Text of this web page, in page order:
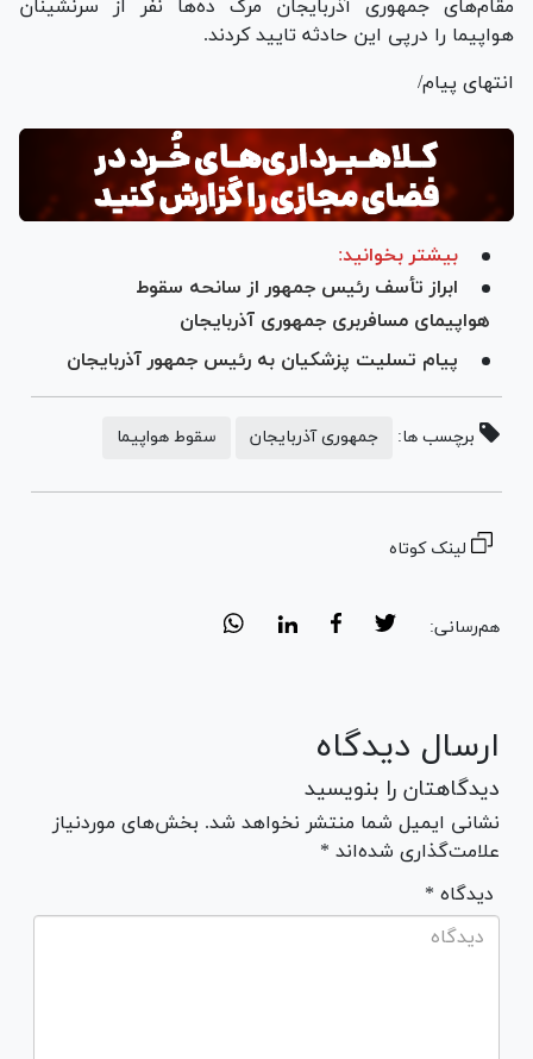
مقام‌های جمهوری آذربایجان مرگ ده‌ها نفر از سرنشینان
هواپیما را درپی این حادثه تایید کردند.
انتهای پیام/
بیشتر بخوانید:
ابراز تأسف رئیس جمهور از سانحه سقوط
هواپیمای مسافربری جمهوری آذربایجان
پیام تسلیت پزشکیان به رئیس جمهور آذربایجان
برچسب ها: جمهوری آذربایجان سقوط هواپیما
لینک کوتاه
هم‌رسانی:
ارسال دیدگاه
دیدگاهتان را بنویسید
نشانی ایمیل شما منتشر نخواهد شد. بخش‌های موردنیاز
علامت‌گذاری شده‌اند *
* دیدگاه